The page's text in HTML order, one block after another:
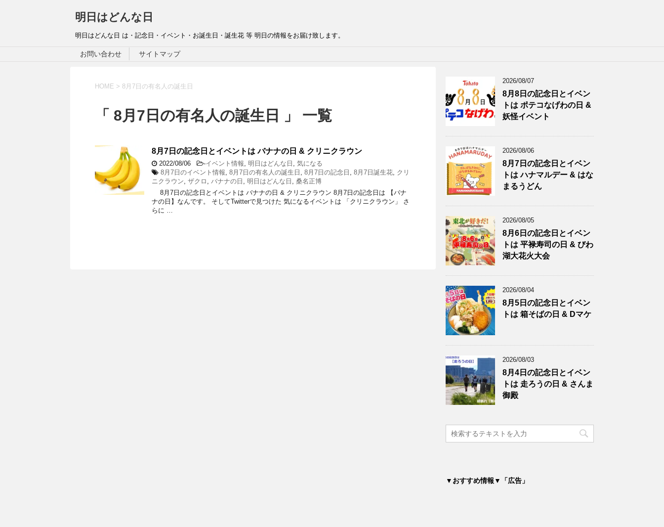
明日はどんな日
明日はどんな日 は・記念日・イベント・お誕生日・誕生花 等 明日の情報をお届け致します。
お問い合わせ サイトマップ
HOME > 8月7日の有名人の誕生日
「 8月7日の有名人の誕生日 」 一覧
8月7日の記念日とイベントは バナナの日 & クリニクラウン
2022/08/06 -イベント情報, 明日はどんな日 , 気になる
8月7日のイベント情報, 8月7日の有名人の誕生日 , 8月7日の記念日 , 8月7日誕生花, クリ
ニクラウン, ザクロ , バナナの日 , 明日はどんな日 , 桑名正博
8月7日の記念日とイベントは バナナの日 & クリニクラウン 8月7日の記念日は 【バナ
ナの日】なんです。 そしてTwitterで見つけた 気になるイベントは 「クリニクラウン」 さ
らに …
2026/08/07
8月8日の記念日とイベン
トは ポテコなげわの日 &
妖怪イベント
2026/08/06
8月7日の記念日とイベン
トは ハナマルデー & はな
まるうどん
2026/08/05
8月6日の記念日とイベン
トは 平禄寿司の日 & びわ
湖大花火大会
2026/08/04
8月5日の記念日とイベン
トは 箱そばの日 & Dマケ
2026/08/03
8月4日の記念日とイベン
トは 走ろうの日 & さんま
御殿
▼おすすめ情報▼「広告」